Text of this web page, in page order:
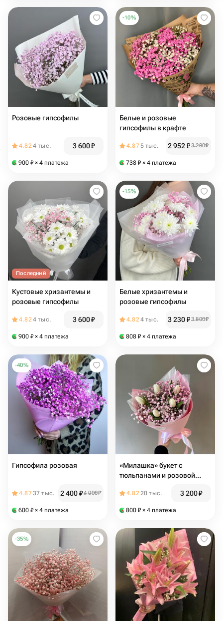
Розовые гипсофилы
4.824 тыс. 3 600₽
900 ₽ × 4 платежа
-10%
Белые и розовые
гипсофилы в крафте
4.875 тыс. 2 952₽3 280₽
738 ₽ × 4 платежа
Последний
Кустовые хризантемы и
розовые гипсофилы
4.824 тыс. 3 600₽
900 ₽ × 4 платежа
-15%
Белые хризантемы и
розовые гипсофилы
4.824 тыс. 3 230₽3 800₽
808 ₽ × 4 платежа
-40%
Гипсофила розовая
4.8737 тыс. 2 400₽4 000₽
600 ₽ × 4 платежа
«Милашка» букет с
тюльпанами и розовой
4.8220 тыс. 3 200₽
800 ₽ × 4 платежа
-35%